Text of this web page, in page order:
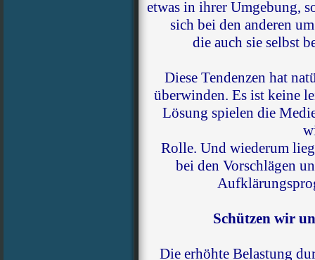
etwas in ihrer Umgebung,
sich bei den anderen
die auch sie selbst
Diese Tendenzen hat
überwinden. Es ist keine
Lösung spielen die
Rolle. Und wiederum
bei den Vorschlägen
Schützen wir
Die erhöhte Belastung